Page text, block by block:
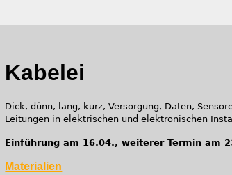
Kabelei
Dick, dünn, lang, kurz, Versorgung, Daten,
Leitungen in elektrischen und elektronischen
Einführung am 16.04., weiterer Termin am
Materialien